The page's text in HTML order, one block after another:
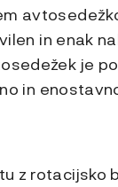
in enak
je
in
z rotacijsko